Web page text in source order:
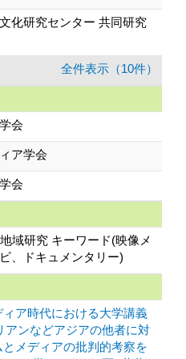
化研究センター 共同研究
全件表示（10件）
会
ア学会
会
域研究 キーワード(映像メ
、ドキュメンタリー)
ィア時代における大学講義
アンなどアジアの他者に対
メディアの批判的考察を